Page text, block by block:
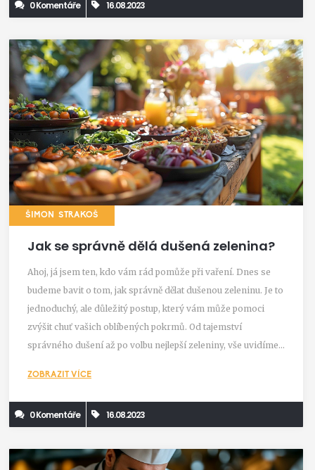
0 Komentáře 16.08.2023
ŠIMON STRAKOŠ
Jak se správně dělá dušená zelenina?
Ahoj, já jsem ten, kdo vám rád pomůže při vaření. Dnes se
budeme bavit o tom, jak správně dělat dušenou zeleninu. Je to
jednoduchý, ale důležitý postup, který vám může pomoci
zvýšit chuť vašich oblíbených pokrmů. Od tajemství
správného dušení až po volbu nejlepší zeleniny, vše uvidíme
vaše vaření.
ZOBRAZIT VÍCE
0 Komentáře 16.08.2023